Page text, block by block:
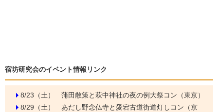
宿坊研究会のイベント情報リンク
8/23（土） 蒲田散策と萩中神社の夜の例大祭コン（東京）
8/29（土） あだし野念仏寺と愛宕古道街道灯しコン（京